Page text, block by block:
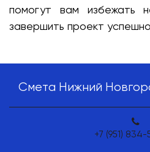
помогут вам избежать
завершить проект
Смета Нижний
+7 (951)